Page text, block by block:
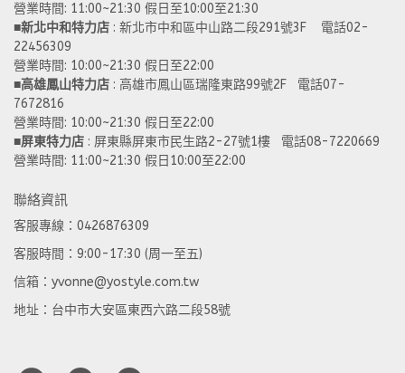
營業時間: 11:00~21:30 假日至10:00至21:30
■新北中和特力店 : 新北市中和區中山路二段291號3F    電話02-
22456309
營業時間: 10:00~21:30 假日至22:00
■高雄鳳山特力店 : 高雄市鳳山區瑞隆東路99號2F   電話07-
7672816
營業時間: 10:00~21:30 假日至22:00
■屏東特力店 : 屏東縣屏東市民生路2-27號1樓   電話08-7220669
營業時間: 11:00~21:30 假日10:00至22:00
聯絡資訊
客服專線：0426876309
客服時間：9:00-17:30 (周一至五)
信箱：yvonne@yostyle.com.tw
地址：台中市大安區東西六路二段58號